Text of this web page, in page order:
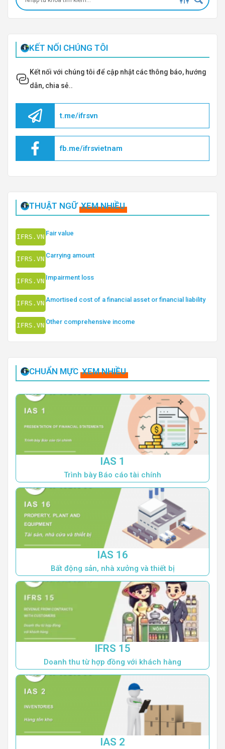
KẾT NỐI CHÚNG TÔI
Kết nối với chúng tôi để cập nhật các thông báo, hướng
dẫn, chia sẻ..
t.me/ifrsvn
fb.me/ifrsvietnam
THUẬT NGỮ XEM NHIỀU
Fair value
Carrying amount
Impairment loss
Amortised cost of a financial asset or financial liability
Other comprehensive income
CHUẨN MỰC XEM NHIỀU
IAS 1
Trình bày Báo cáo tài chính
IAS 16
Bất động sản, nhà xưởng và thiết bị
IFRS 15
Doanh thu từ hợp đồng với khách hàng
IAS 2